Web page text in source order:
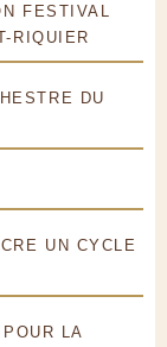
FESTIVAL
RIQUIER
DU
UN CYCLE
LA